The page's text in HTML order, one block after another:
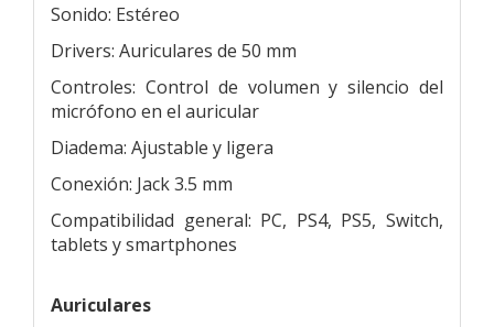
Sonido: Estéreo
Drivers: Auriculares de 50 mm
Controles: Control de volumen y silencio del
micrófono en el auricular
Diadema: Ajustable y ligera
Conexión: Jack 3.5 mm
Compatibilidad general: PC, PS4, PS5, Switch,
tablets y smartphones
Auriculares